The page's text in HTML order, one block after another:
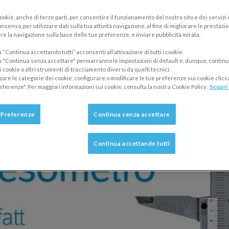
generazione del file per la
un Seminario gratuito da seguire
anche di terze parti, per consentire il funzionamento del nostro sito e dei servizi
per utilizzare dati sulla tua attività navigazione, al fine di migliorare le
la navigazione sulla base delle tue preferenze, e inviare pubblicità mirata.
“Continua accettando tutti” acconsenti all’attivazione di tutti i cookie.
"Continua senza accettare" permarranno le impostazioni di default e, dunque,
cookie o altri strumenti di tracciamento diversi da quelli tecnici.
le categorie dei cookie, configurare o modificare le tue preferenze sui cookie
Per maggiori informazioni sui cookie, consulta la nostra Cookie Policy. Scopri
Continua senza accettare
Continua accettando tutti